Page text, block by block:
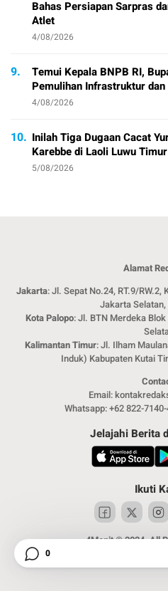
Bahas Persiapan Sarpras
Atlet
4/08/2026
9.
Temui Kepala BNPB RI,
Pemulihan Infrastruktur
4/08/2026
10. Inilah Tiga Dugaan Cacat
Karebbe di Laoli Luwu
5/08/2026
Alamat
Jakarta: Jl. Sepat No.24, RT.9/RW.2,
Jakarta
Kota Palopo: Jl. BTN Merdeka
Kalimantan Timur: Jl. Ilham
Induk) Kabupaten Kutai
Email:
Whatsapp: +62 822-
Jelajahi Berita
Ikuti
4Menit © 2024. All
0